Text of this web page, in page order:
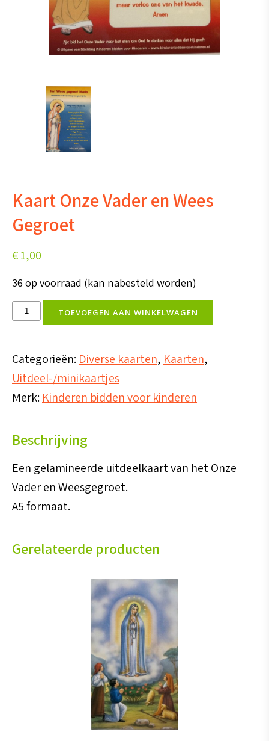
Kaart Onze Vader en Wees
Gegroet
€1,00
36 op voorraad (kan nabesteld worden)
Kaart
en
Wees
Gegroet
TOEVOEGEN AAN WINKELWAGEN
Categorieën: Diverse kaarten, Kaarten,
Uitdeel-/minikaartjes
Merk: Kinderen bidden voor kinderen
Beschrijving
Een gelamineerde uitdeelkaart van het Onze
Vader en Weesgegroet.
A5 formaat.
Gerelateerde producten